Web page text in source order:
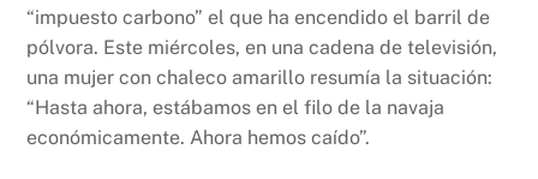
“impuesto carbono” el que ha encendido el barril de
pólvora. Este miércoles, en una cadena de televisión,
una mujer con chaleco amarillo resumía la situación:
“Hasta ahora, estábamos en el filo de la navaja
económicamente. Ahora hemos caído”.